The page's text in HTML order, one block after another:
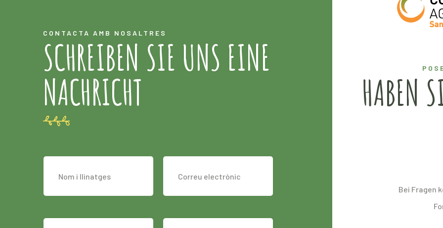
CONTACTA AMB NOSALTRES
SCHREIBEN SIE UNS EINE
NACHRICHT HABEN
Bei Fragen